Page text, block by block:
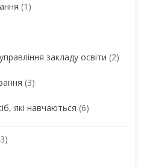
(1)
закладу освіти (2)
(3)
які навчаються (6)